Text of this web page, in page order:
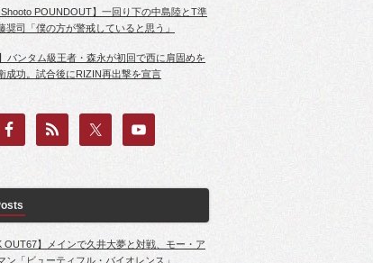
Shooto POUNDOUT】一回り下の中島陸とT準
奨司「僕の方が警戒していると思う」
バンタム級王者・森永が初回で西に肩固めを
成功。試合後にRIZIN再出撃を宣言
OUT67】メインで久井大夢と対戦、モー・ア
ン「ビューティフル・バイオレンス」